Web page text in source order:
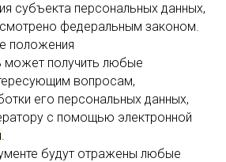
субъекта персональных данных,
федеральным законом.
положения
может получить любые
вопросам,
его персональных данных,
с помощью электронной
.
будут отражены любые